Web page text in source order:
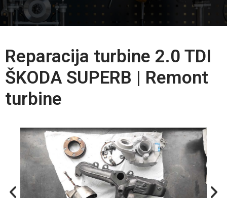
Reparacija turbine 2.0 TDI
ŠKODA SUPERB | Remont
turbine